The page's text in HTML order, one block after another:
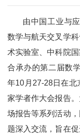
由中国工业与
数学与航天交叉学
术实验室、中科院
合承办的第二届数
年10月27-28日在
家学者作大会报告
场报告等系列活动
题深入交流，旨在